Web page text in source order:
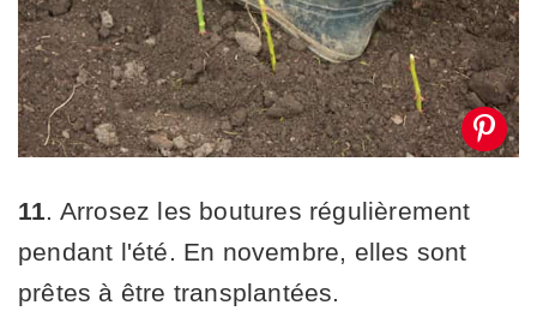
11. Arrosez les boutures régulièrement
pendant l'été. En novembre, elles sont
prêtes à être transplantées.